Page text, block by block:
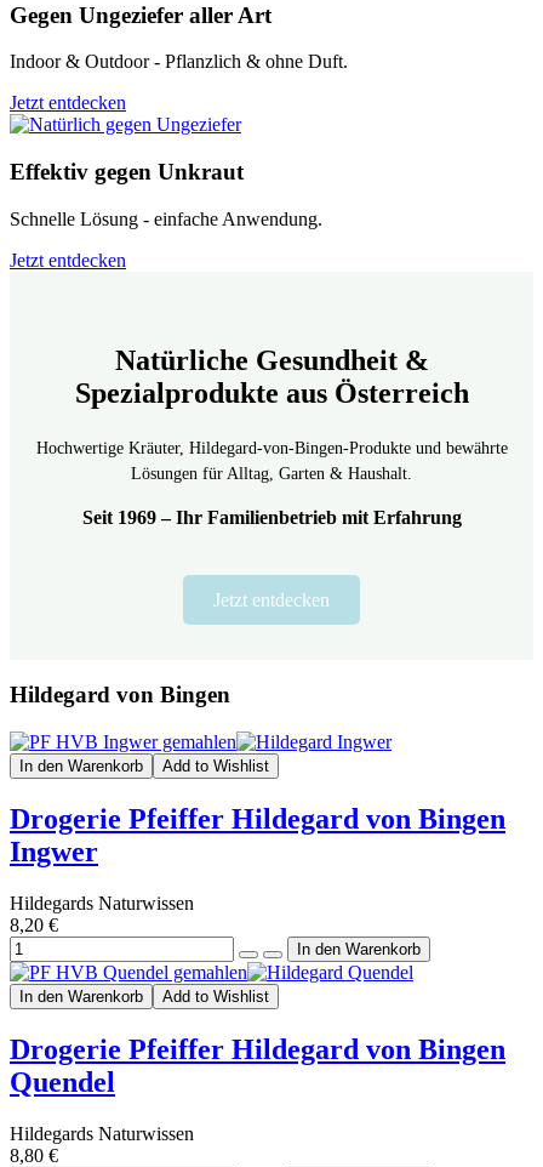
Gegen Ungeziefer aller Art
Indoor & Outdoor - Pflanzlich & ohne Duft.
Jetzt entdecken
Effektiv gegen Unkraut
Schnelle Lösung - einfache Anwendung.
Jetzt entdecken
Natürliche Gesundheit &
Spezialprodukte aus Österreich
Hochwertige Kräuter, Hildegard-von-Bingen-Produkte und bewährte
Lösungen für Alltag, Garten & Haushalt.
Seit 1969 – Ihr Familienbetrieb mit Erfahrung
Jetzt entdecken
Hildegard von Bingen
In den Warenkorb Add to Wishlist
Drogerie Pfeiffer Hildegard von Bingen
Ingwer
Hildegards Naturwissen
8,20 €
In den Warenkorb Add to Wishlist
Drogerie Pfeiffer Hildegard von Bingen
Quendel
Hildegards Naturwissen
8,80 €